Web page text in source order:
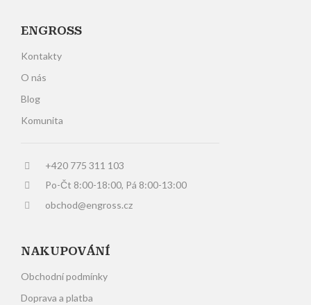
ENGROSS
Kontakty
O nás
Blog
Komunita
+420 775 311 103
Po-Čt 8:00-18:00, Pá 8:00-13:00
obchod@engross.cz
NAKUPOVÁNÍ
Obchodní podmínky
Doprava a platba